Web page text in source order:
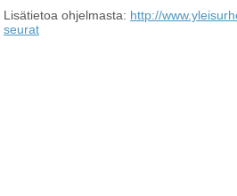
Lisätietoa ohjelmasta: http://
seurat